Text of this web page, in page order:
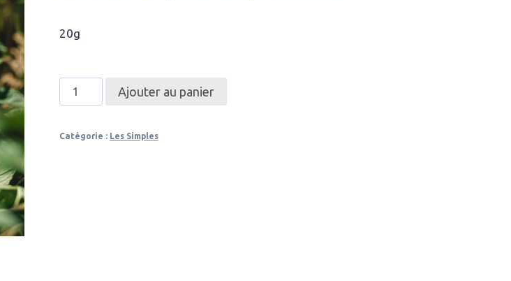
20g
quantité
de
de
Ajouter au panier
Catégorie : Les Simples